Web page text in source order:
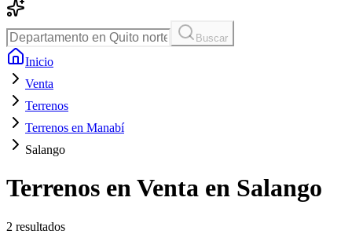
Buscar
Inicio
Venta
Terrenos
Terrenos en Manabí
Salango
Terrenos en Venta en Salango
2 resultados